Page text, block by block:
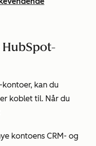
kan du
koblet til. Når du
kontoens CRM- og